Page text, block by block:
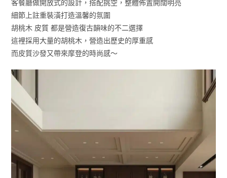
客餐廳做開放式的設計，搭配挑空，整體佈置開闊明亮
細節上註重裝潢打造溫馨的氛圍
胡桃木 皮質 都是營造復古韻味的不二選擇
這裡採用大量的胡桃木，營造出歷史的厚重感
而皮質沙發又帶來摩登的時尚感～